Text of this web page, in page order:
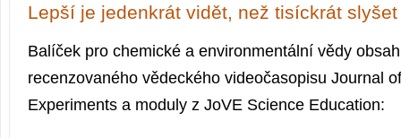
Lepší je jedenkrát vidět, než tisíckrát slyšet
Balíček pro chemické a environmentální vědy
recenzovaného vědeckého videočasopisu Journal
Experiments a moduly z JoVE Science Education: